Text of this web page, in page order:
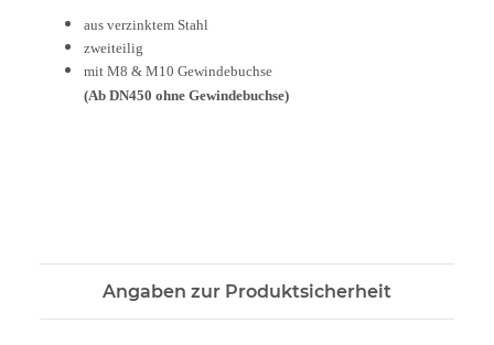
aus verzinktem Stahl
zweiteilig
mit M8 & M10 Gewindebuchse
(Ab DN450 ohne Gewindebuchse)
Angaben zur Produktsicherheit